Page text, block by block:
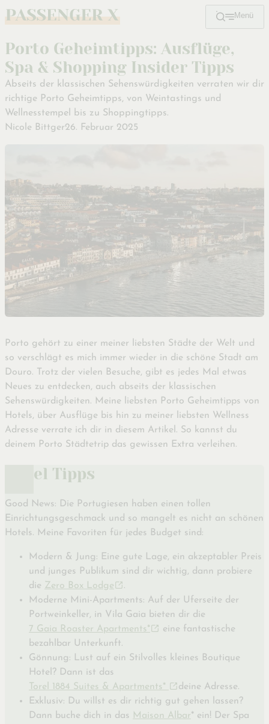
Zum
Menü
Porto Geheimtipps: Ausflüge,
Spa & Shopping Insider Tipps
Abseits der klassischen Sehenswürdigkeiten verraten wir dir
richtige Porto Geheimtipps, von Weintastings und
Wellnesstempel bis zu Shoppingtipps.
Nicole Bittger26. Februar 2025
Porto gehört zu einer meiner liebsten Städte der Welt und
so verschlägt es mich immer wieder in die schöne Stadt am
Douro. Trotz der vielen Besuche, gibt es jedes Mal etwas
Neues zu entdecken, auch abseits der klassischen
Sehenswürdigkeiten. Meine liebsten Porto Geheimtipps von
Hotels, über Ausflüge bis hin zu meiner liebsten Wellness
Adresse verrate ich dir in diesem Artikel. So kannst du
deinem Porto Städtetrip das gewissen Extra verleihen.
Hotel Tipps
Good News: Die Portugiesen haben einen tollen
Einrichtungsgeschmack und so mangelt es nicht an schönen
Hotels. Meine Favoriten für jedes Budget sind:
Modern & Jung: Eine gute Lage, ein akzeptabler Preis
und junges Publikum sind dir wichtig, dann probiere
die Zero Box Lodge
.
Moderne Mini-Apartments: Auf der Uferseite der
Portweinkeller, in Vila Gaia bieten dir die
7 Gaia Roaster Apartments*
eine fantastische
bezahlbar Unterkunft.
Gönnung: Lust auf ein Stilvolles kleines Boutique
Hotel? Dann ist das
Torel 1884 Suites & Apartments*
deine Adresse.
Exklusiv: Du willst es dir richtig gut gehen lassen?
Dann buche dich in das Maison Albar* ein! Der Spa